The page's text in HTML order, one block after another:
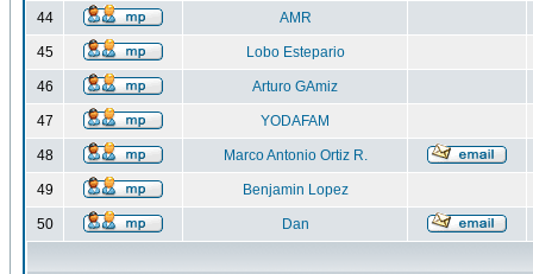
44 AMR
45 Lobo Estepario
46 Arturo GAmiz
47 YODAFAM
48 Marco Antonio Ortiz R.
49 Benjamin Lopez
50 Dan